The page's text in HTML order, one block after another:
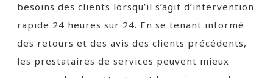
besoins des clients lorsqu’il s’agit d’intervention
rapide 24 heures sur 24. En se tenant informé
des retours et des avis des clients précédents,
les prestataires de services peuvent mieux